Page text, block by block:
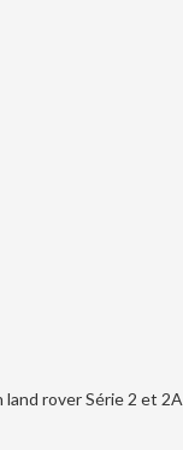
rover Série 2 et 2A